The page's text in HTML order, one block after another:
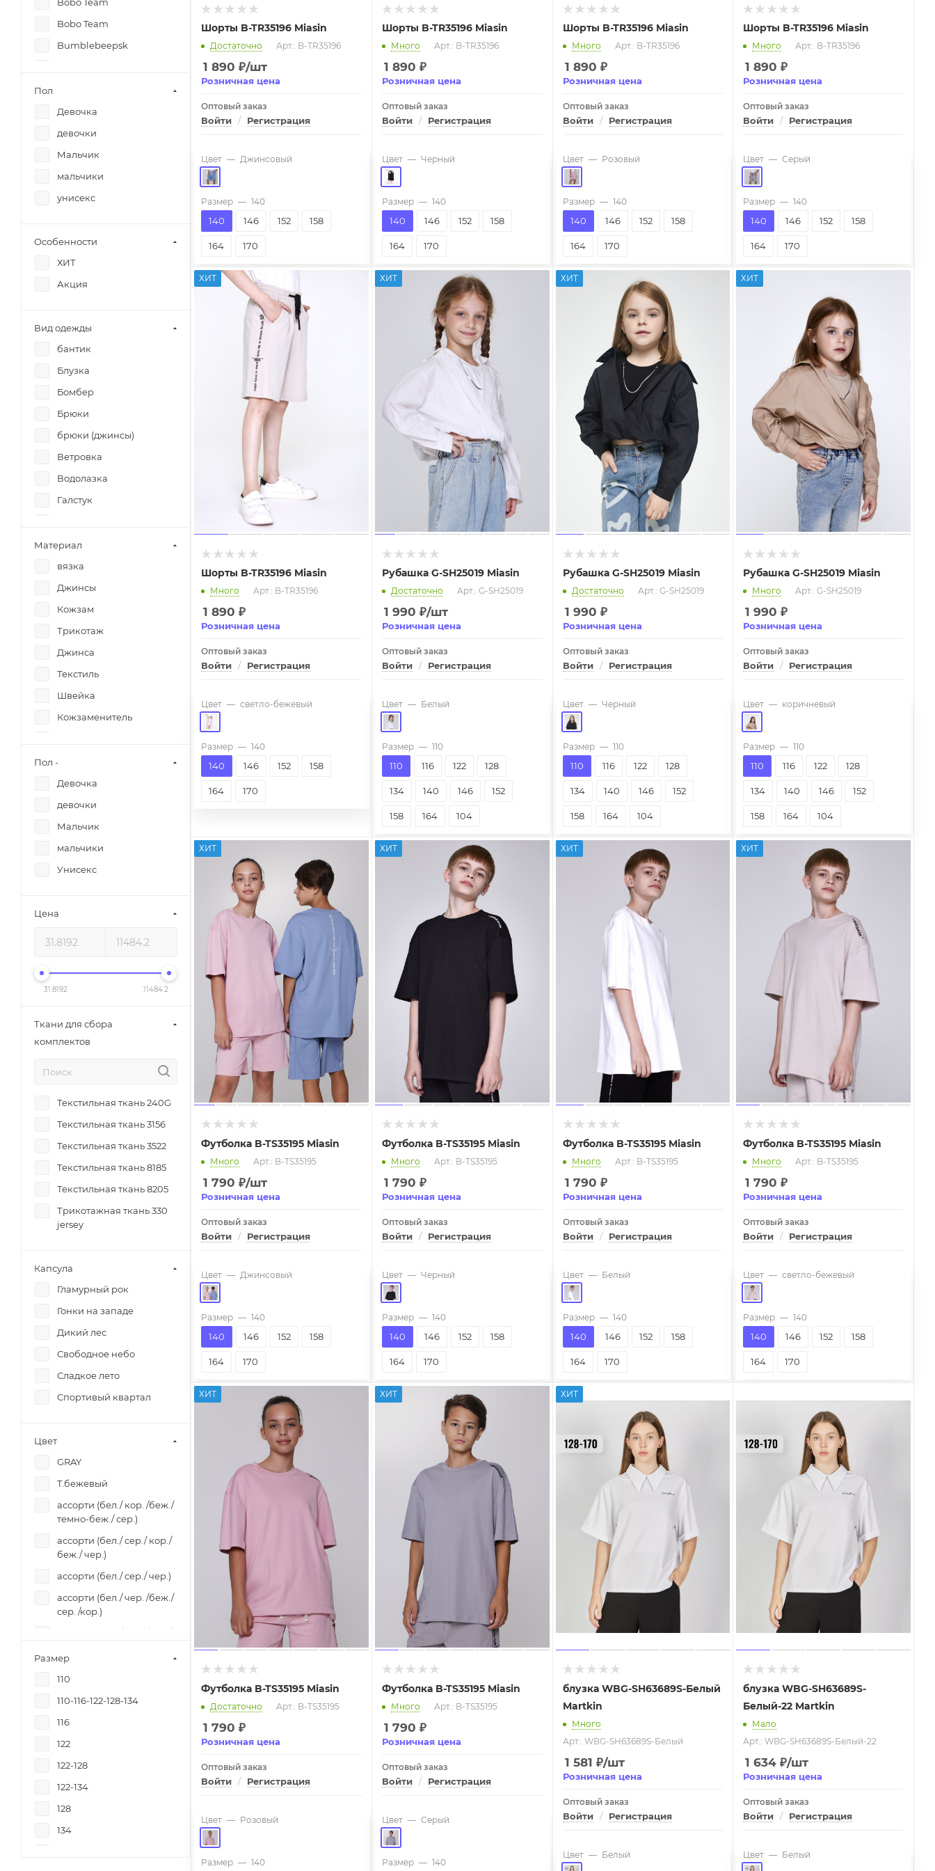
Шорты B-TR35196 Miasin
Достаточно Арт.: B-TR35196
1 890 ₽/шт
Розничная цена
Оптовый заказ
Войти / Регистрация
Цвет — Джинсовый
Размер — 140
140 146 152 158
164 170
Шорты B-TR35196 Miasin
Много Арт.: B-TR35196
1 890 ₽
Розничная цена
Оптовый заказ
Войти / Регистрация
Цвет — Черный
Размер — 140
140 146 152 158
164 170
Шорты B-TR35196 Miasin
Много Арт.: B-TR35196
1 890 ₽
Розничная цена
Оптовый заказ
Войти / Регистрация
Цвет — Розовый
Размер — 140
140 146 152 158
164 170
Шорты B-TR35196 Miasin
Много Арт.: B-TR35196
1 890 ₽
Розничная цена
Оптовый заказ
Войти / Регистрация
Цвет — Серый
Размер — 140
140 146 152 158
164 170
ХИТ
Шорты B-TR35196 Miasin
Много Арт.: B-TR35196
1 890 ₽
Розничная цена
Оптовый заказ
Войти / Регистрация
Цвет — светло-бежевый
Размер — 140
140 146 152 158
164 170
ХИТ
Рубашка G-SH25019 Miasin
Достаточно Арт.: G-SH25019
1 990 ₽/шт
Розничная цена
Оптовый заказ
Войти / Регистрация
Цвет — Белый
Размер — 110
110 116 122 128
134 140 146 152
158 164 104
ХИТ
Рубашка G-SH25019 Miasin
Достаточно Арт.: G-SH25019
1 990 ₽
Розничная цена
Оптовый заказ
Войти / Регистрация
Цвет — Черный
Размер — 110
110 116 122 128
134 140 146 152
158 164 104
ХИТ
Рубашка G-SH25019 Miasin
Много Арт.: G-SH25019
1 990 ₽
Розничная цена
Оптовый заказ
Войти / Регистрация
Цвет — коричневый
Размер — 110
110 116 122 128
134 140 146 152
158 164 104
ХИТ
Футболка B-TS35195 Miasin
Много Арт.: B-TS35195
1 790 ₽/шт
Розничная цена
Оптовый заказ
Войти / Регистрация
Цвет — Джинсовый
Размер — 140
140 146 152 158
164 170
ХИТ
Футболка B-TS35195 Miasin
Много Арт.: B-TS35195
1 790 ₽
Розничная цена
Оптовый заказ
Войти / Регистрация
Цвет — Черный
Размер — 140
140 146 152 158
164 170
ХИТ
Футболка B-TS35195 Miasin
Много Арт.: B-TS35195
1 790 ₽
Розничная цена
Оптовый заказ
Войти / Регистрация
Цвет — Белый
Размер — 140
140 146 152 158
164 170
ХИТ
Футболка B-TS35195 Miasin
Много Арт.: B-TS35195
1 790 ₽
Розничная цена
Оптовый заказ
Войти / Регистрация
Цвет — светло-бежевый
Размер — 140
140 146 152 158
164 170
ХИТ
Футболка B-TS35195 Miasin
Достаточно Арт.: B-TS35195
1 790 ₽
Розничная цена
Оптовый заказ
Войти / Регистрация
Цвет — Розовый
Размер — 140
ХИТ
Футболка B-TS35195 Miasin
Много Арт.: B-TS35195
1 790 ₽
Розничная цена
Оптовый заказ
Войти / Регистрация
Цвет — Серый
Размер — 140
ХИТ
блузка WBG-SH63689S-Белый
Martkin
Много
Арт.: WBG-SH63689S-Белый
1 581 ₽/шт
Розничная цена
Оптовый заказ
Войти / Регистрация
Цвет — Белый
блузка WBG-SH63689S-
Белый-22 Martkin
Мало
Арт.: WBG-SH63689S-Белый-22
1 634 ₽/шт
Розничная цена
Оптовый заказ
Войти / Регистрация
Цвет — Белый
Bobo Team
Bumblebeepsk
Crockid
Crockid
Crockid
Crockid
De Salitto
Deloras
Deloras
Deloras
Eurokids
Eurokids
Eurokids
EWA
Fashion mix
FashionTEEN
FashionTEEN
ForTeen14
Funny Yanny
Girlstory
Girlstory
Girlstory
IQ Kids
Iris
Jimmy
Kanz
Kapusta Junior
Kapusta Junior
Kapusta Junior
Keen teen
Keen teen
Krutyshka
Krutyshka
Levin Force
Marka
Marka
Marka
Marka
Marka
Miasin
Miasin
Miasin
MTILSIT
Multi boom
Multi boom
Multi boom
Multi boom
Real Young
RIKKI-TIKKI
Sabotage
Sabotage
Ski
Sonĝo
Stilini
Sunday
Super дети
Sweet Berry
TRENDY HALL
VитаМикс
Yalta kids
Z-generation
Пол
Девочка
девочки
Мальчик
мальчики
унисекс
Особенности
ХИТ
Акция
Вид одежды
бантик
Блузка
Бомбер
Брюки
брюки (джинсы)
Ветровка
Водолазка
Галстук
Гольфы
Демпер
Джемпер
Джинсы
Джорты
докер
Жилет
Кардиган
Кепка
Куртка
Лонгслив
Лосины
Майка
Носки
Олимпийка
Пиджак
Ремень
свитер
Свитшот
сумка
Толстовка на молнии
Футболка
фуфайка
Худи
Шарф
Шорты
Материал
вязка
Джинсы
Кожзам
Трикотаж
Джинса
Текстиль
Швейка
Кожзаменитель
Кожзаменитель+текстиль
комбинированный
Пол -
Девочка
девочки
Мальчик
мальчики
Унисекс
Цена
31.8192 11484.2
Ткани для сбора
комплектов
Текстильная ткань 240G
Текстильная ткань 3156
Текстильная ткань 3522
Текстильная ткань 8185
Текстильная ткань 8205
Трикотажная ткань 330
jersey
Капсула
Гламурный рок
Гонки на западе
Дикий лес
Свободное небо
Сладкое лето
Спортивый квартал
Цвет
GRAY
T.бежевый
ассорти (бел./ кор. /беж./
темно-беж./ сер.)
ассорти (бел./ сер./ кор./
беж./ чер.)
ассорти (бел./ сер./ чер.)
ассорти (бел./ чер. /беж./
сер. /кор.)
черный)
ассорти (коричневый/
розовый)
ассорти (коричневый/
коричневый)
ассорти (черный)
Размер
110
110-116-122-128-134
116
122
122-128
122-134
128
134